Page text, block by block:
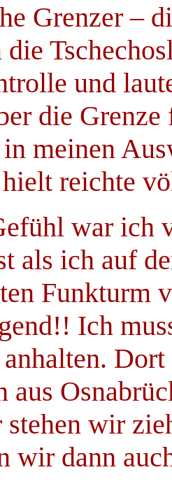
Grenzer –
die
und
die
meinen
reichte
war ich
als ich auf
Funkturm
Ich
aus
wir
wir dann